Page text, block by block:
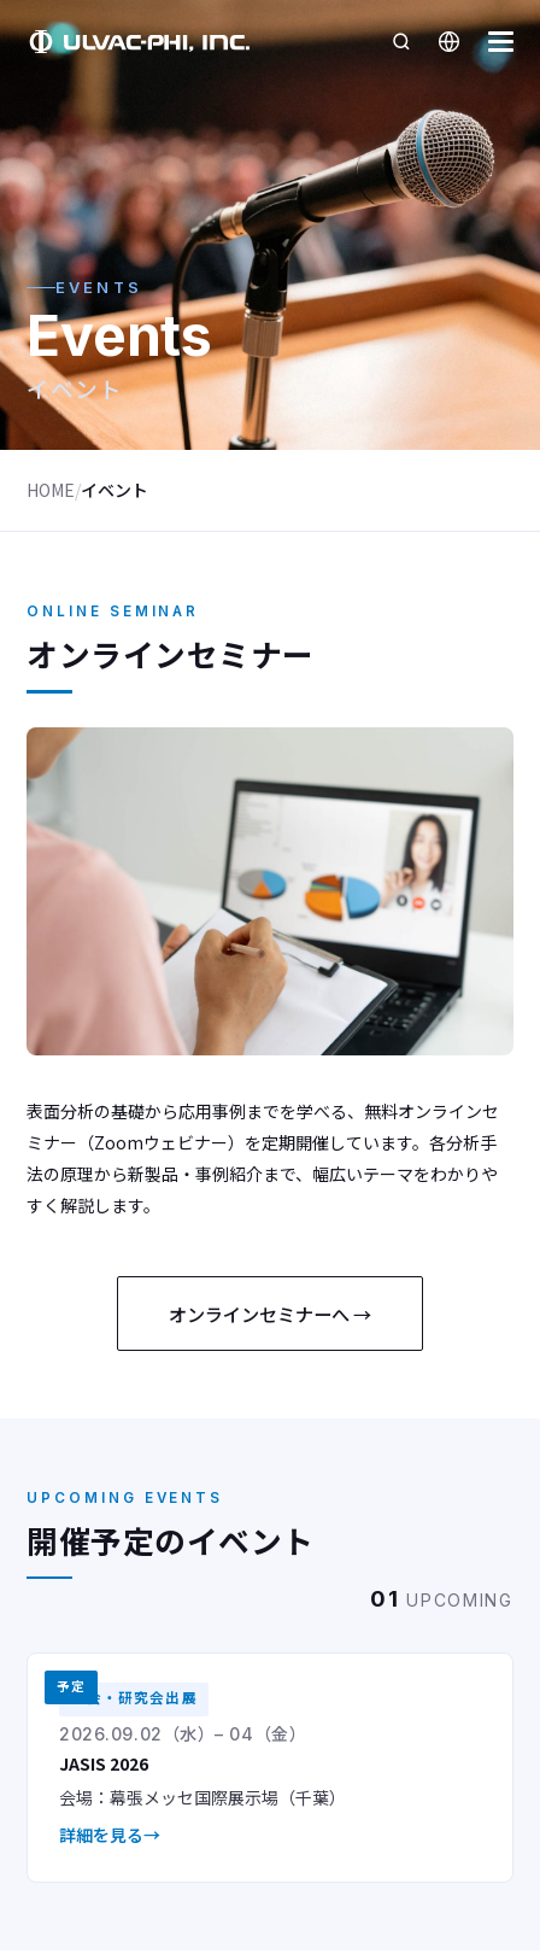
EVENTS
Events
イベント
HOME/イベント
ONLINE SEMINAR
オンラインセミナー
表面分析の基礎から応用事例までを学べる、無料オンラインセ
ミナー（Zoomウェビナー）を定期開催しています。各分析手
法の原理から新製品・事例紹介まで、幅広いテーマをわかりや
すく解説します。
オンラインセミナーへ →
UPCOMING EVENTS
開催予定のイベント
01 UPCOMING
予定
学会・研究会出展
2026.09.02（水）– 04（金）
JASIS 2026
会場：幕張メッセ国際展示場（千葉）
詳細を見る